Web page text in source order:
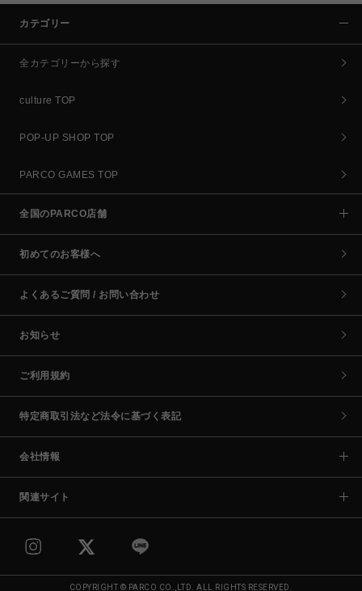
カテゴリー
全カテゴリーから探す
culture TOP
POP-UP SHOP TOP
PARCO GAMES TOP
全国のPARCO店舗
初めてのお客様へ
よくあるご質問 / お問い合わせ
お知らせ
ご利用規約
特定商取引法など法令に基づく表記
会社情報
関連サイト
COPYRIGHT © PARCO CO.,LTD. ALL RIGHTS RESERVED.